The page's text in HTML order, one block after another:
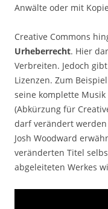
Anwälte oder mit
Creative Commons
Urheberrecht. Hier
Verbreiten. Jedoch
Lizenzen. Zum
seine komplette Musik
(Abkürzung für
darf verändert werden
Josh Woodward
veränderten Titel
abgeleiteten Werkes